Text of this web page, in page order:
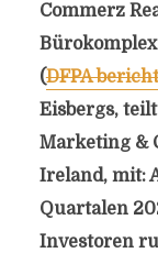
Commerz
(DFPA
Eisbergs,
Marketing &
Ireland, mit:
Quartalen
Investoren